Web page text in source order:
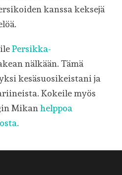
kanssa keksejä
Persikka-
nälkään. Tämä
kesäsuosikeistani ja
Kokeile myös
Mikanhelppoa